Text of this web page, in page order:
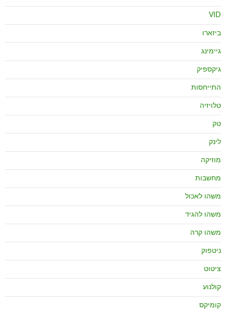
VID
ביזארו
גיימינג
גיקספיק
התייחסות
טלויזיה
טק
לינק
מוזיקה
מחשבות
משהו לאכול
משהו להגיד
משהו קרה
ניטפוק
ציטוט
קולנוע
קומיקס